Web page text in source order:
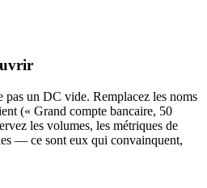
un DC vide. Remplacez les noms
(« Grand compte bancaire, 50
les volumes, les métriques de
— ce sont eux qui convainquent,